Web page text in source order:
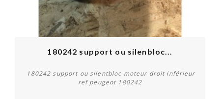
180242 support ou silenbloc...
180242 support ou silentbloc moteur droit inférieur
ref peugeot 180242